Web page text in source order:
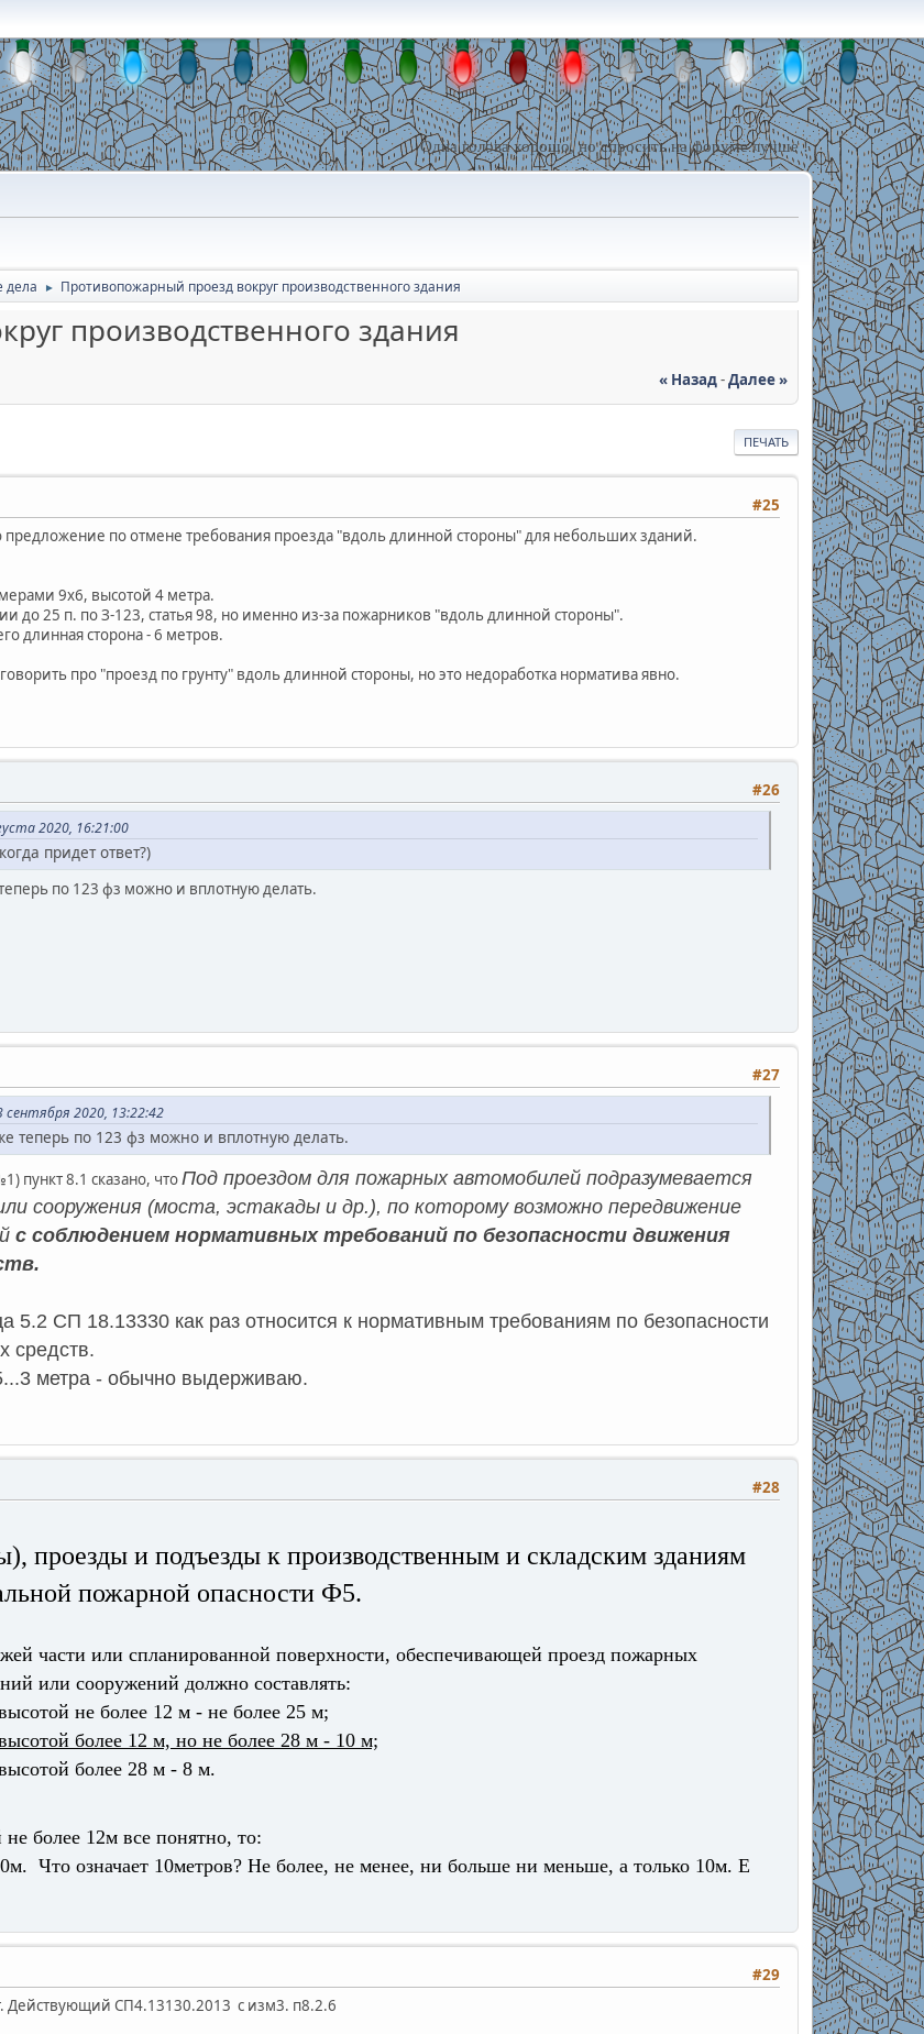
Одна голова хорошо, но спросить на форуме лучше !
дела ► Противопожарный проезд вокруг производственного здания
производственного здания
« Назад-Далее »
ПЕЧАТЬ
#25
по отмене требования проезда "вдоль длинной стороны" для небольших зданий.
9х6, высотой 4 метра.
до 25 п. по З-123, статья 98, но именно из-за пожарников "вдоль длинной стороны".
длинная сторона - 6 метров.
про "проезд по грунту" вдоль длинной стороны, но это недоработка норматива явно.
#26
2020, 16:21:00
придет ответ?)
по 123 фз можно и вплотную делать.
#27
2020, 13:22:42
теперь по 123 фз можно и вплотную делать.
пункт 8.1 сказано, чтоПод проездом для пожарных автомобилей подразумевается
сооружения (моста, эстакады и др.), по которому возможно передвижение
с соблюдением нормативных требований по безопасности движения
5.2 СП 18.13330 как раз относится к нормативным требованиям по безопасности
средств.
метра - обычно выдерживаю.
#28
проезды и подъезды к производственным и складским зданиям
пожарной опасности Ф5.
части или спланированной поверхности, обеспечивающей проезд пожарных
или сооружений должно составлять:
не более 12 м - не более 25 м;
более 12 м, но не более 28 м - 10 м;
более 28 м - 8 м.
более 12м все понятно, то:
Что означает 10метров? Не более, не менее, ни больше ни меньше, а только 10м. Е
#29
Действующий СП4.13130.2013 с изм3. п8.2.6